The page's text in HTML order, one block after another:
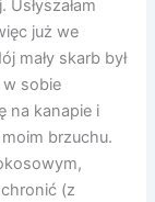
już we
mały skarb był
w sobie
na kanapie i
brzuchu.
(z